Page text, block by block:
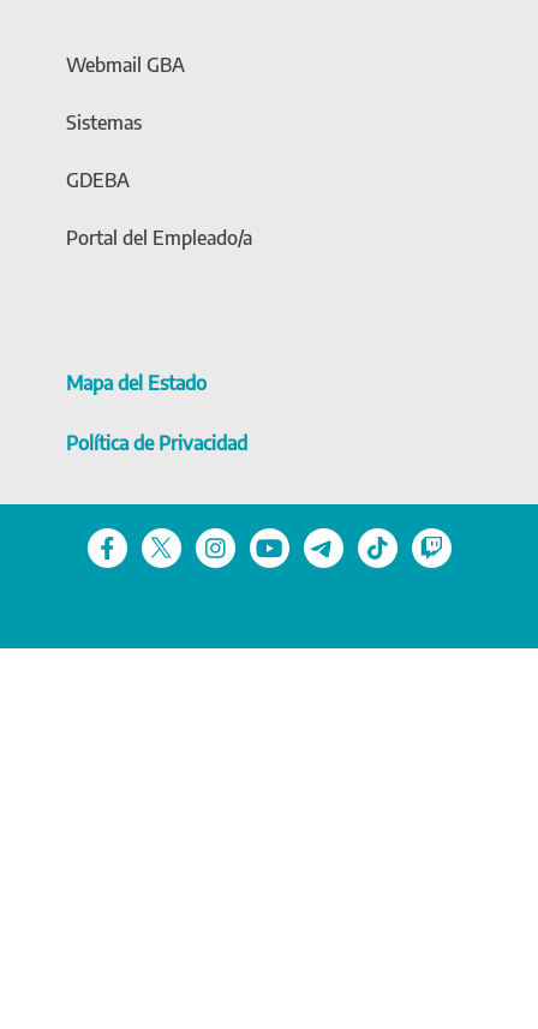
Webmail GBA
Sistemas
GDEBA
Portal del Empleado/a
Mapa del Estado
Política de Privacidad